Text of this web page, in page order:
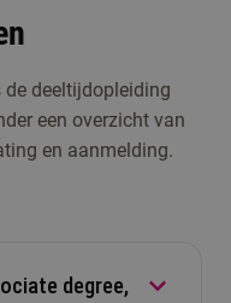
de deeltijdopleiding
een overzicht van
en aanmelding.
degree,